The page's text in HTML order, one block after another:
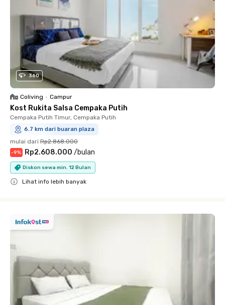
360
Coliving • Campur
Kost Rukita Salsa Cempaka Putih
Cempaka Putih Timur, Cempaka Putih
6.7 km dari buaran plaza
mulai dari Rp2.868.000
-9% Rp2.608.000 /bulan
Diskon sewa min. 12 Bulan
Lihat info lebih banyak